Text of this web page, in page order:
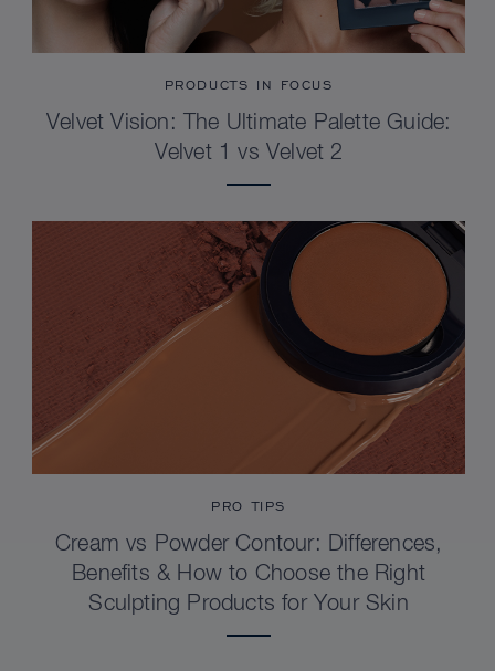
PRODUCTS IN FOCUS
Velvet Vision: The Ultimate Palette Guide:
Velvet 1 vs Velvet 2
PRO TIPS
Cream vs Powder Contour: Differences,
Benefits & How to Choose the Right
Sculpting Products for Your Skin